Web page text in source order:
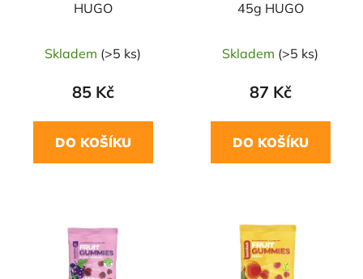
HUGO
Skladem (>5 ks)
85 Kč
DO KOŠÍKU
45g HUGO
Skladem (>5 ks)
87 Kč
DO KOŠÍKU